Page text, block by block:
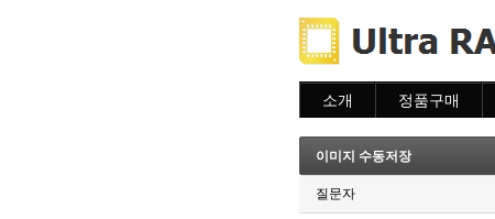
소개 정품구매
주문조회
이용안내
이미지 수동저장
질문자